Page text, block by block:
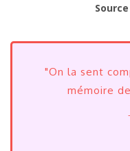
Source
"On la sent
mémoire